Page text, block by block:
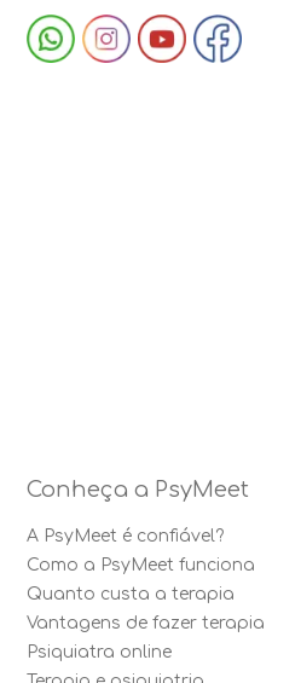
Conheça a PsyMeet
A PsyMeet é confiável?
Como a PsyMeet funciona
Quanto custa a terapia
Vantagens de fazer terapia
Psiquiatra online